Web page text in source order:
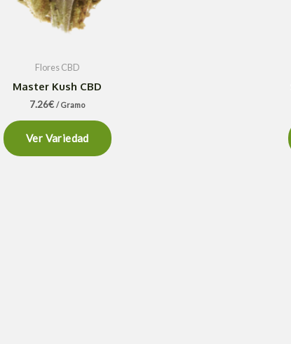
Flores CBD
Master Kush CBD
7.26€ / Gramo
Ver Variedad